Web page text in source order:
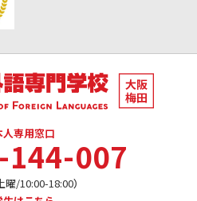
人専用窓口
144-007
曜/10:00-18:00）